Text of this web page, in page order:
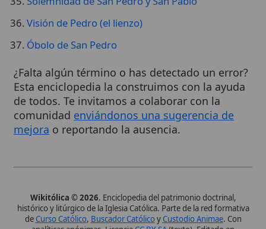
comunidadenviándonos una sugerencia de
mejorao reportando la ausencia.
Wikitólica © 2026. Enciclopedia del patrimonio doctrinal,
histórico y litúrgico de la Iglesia Católica. Parte de la red formativa
deCurso Católico Buscador CatólicoyCustodio Animae . Con
analíticas anónimas. LicenciaCC BY-SA(texto). Editado en
Valencia, España.ISSN: 3101-7339. Bajo el patrocinio de San
Carlo Acutis.
Datos abiertos
Política de privacidad
Cambios recientes
Widgets para tu web
✦ SÍGUENOS EN